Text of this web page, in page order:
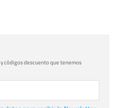
códigos descuento que tenemos